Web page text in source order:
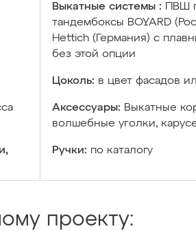
Выкатные системы :
ПВШ
тандембоксы BOYARD
Hettich (Германия) с
без этой опции
Цоколь: в цвет фасадов
Аксессуары: Выкатные
волшебные уголки,
Ручки: по каталогу
проекту: